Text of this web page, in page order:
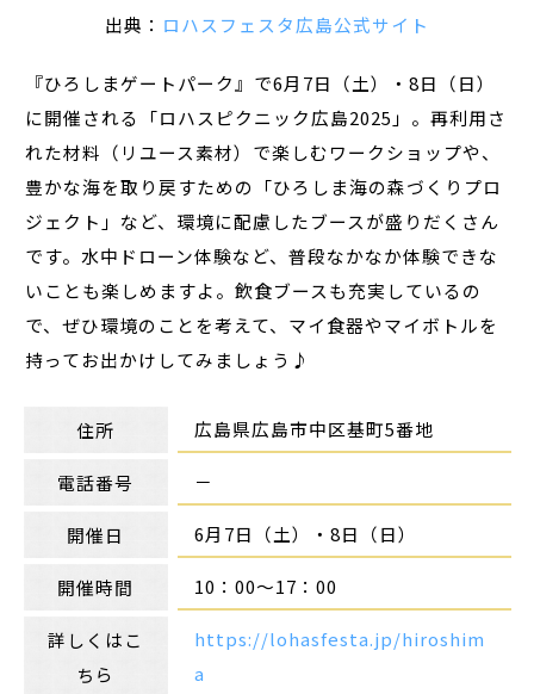
出典： ロハスフェスタ広島公式サイト
『ひろしまゲートパーク』で6月7日（土）・8日（日）
に開催される「ロハスピクニック広島2025」。再利用さ
れた材料（リユース素材）で楽しむワークショップや、
豊かな海を取り戻すための「ひろしま海の森づくりプロ
ジェクト」など、環境に配慮したブースが盛りだくさん
です。水中ドローン体験など、普段なかなか体験できな
いことも楽しめますよ。飲食ブースも充実しているの
で、ぜひ環境のことを考えて、マイ食器やマイボトルを
持ってお出かけしてみましょう♪
住所 広島県広島市中区基町5番地
電話番号 －
開催日 6月7日（土）・8日（日）
開催時間 10：00～17：00
詳しくはこ
ちら
https://lohasfesta.jp/hiroshim
a